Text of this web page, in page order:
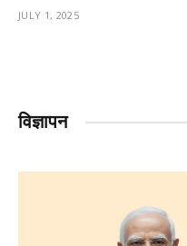
JULY 1, 2025
विज्ञापन